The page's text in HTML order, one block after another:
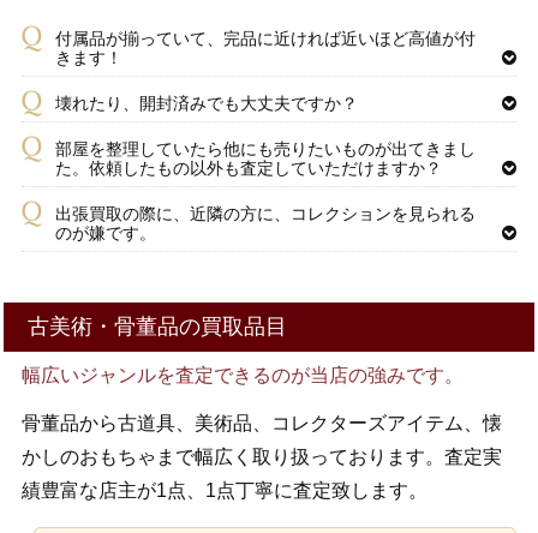
付属品が揃っていて、完品に近ければ近いほど高値が付
きます！
壊れたり、開封済みでも大丈夫ですか？
部屋を整理していたら他にも売りたいものが出てきまし
た。依頼したもの以外も査定していただけますか？
出張買取の際に、近隣の方に、コレクションを見られる
のが嫌です。
古美術・骨董品の買取品目
幅広いジャンルを査定できるのが当店の強みです。
骨董品から古道具、美術品、コレクターズアイテム、懐
かしのおもちゃまで幅広く取り扱っております。査定実
績豊富な店主が1点、1点丁寧に査定致します。